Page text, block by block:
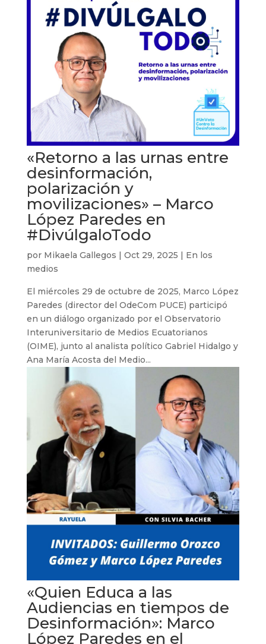
«Retorno a las urnas entre
desinformación,
polarización y
movilizaciones» – Marco
López Paredes en
#DivúlgaloTodo
por Mikaela Gallegos | Oct 29, 2025 | En los
medios
El miércoles 29 de octubre de 2025, Marco López
Paredes (director del OdeCom PUCE) participó
en un diálogo organizado por el Observatorio
Interuniversitario de Medios Ecuatorianos
(OIME), junto al analista político Gabriel Hidalgo y
Ana María Acosta del Medio...
«Quien Educa a las
Audiencias en tiempos de
Desinformación»: Marco
López Paredes en el